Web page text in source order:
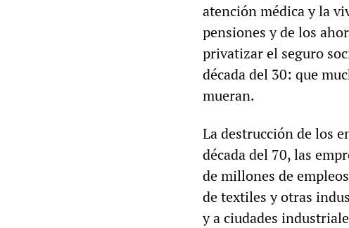
atención médica y la
pensiones y de los
privatizar el seguro
década del 30: que
mueran.
La destrucción de los
década del 70, las
de millones de
de textiles y otras
y a ciudades